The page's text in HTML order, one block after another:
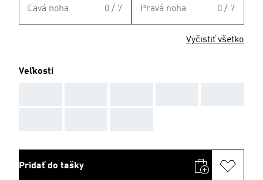
Ľavá noha 0 / 7 Pravá noha 0 / 7
Vyčistiť všetko
Veľkosti
Pridať do tašky